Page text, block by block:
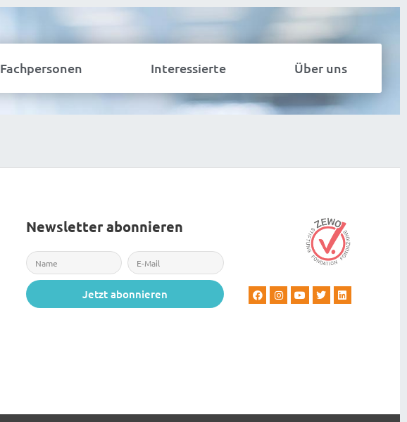
Fachpersonen Interessierte Über uns
Newsletter abonnieren
Jetzt abonnieren